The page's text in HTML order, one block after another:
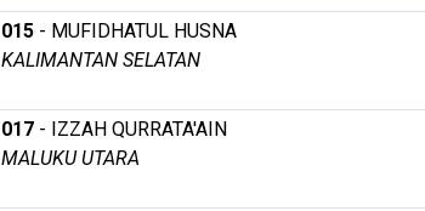
015 - MUFIDHATUL HUSNA
KALIMANTAN SELATAN
017 - IZZAH QURRATA'AIN
MALUKU UTARA